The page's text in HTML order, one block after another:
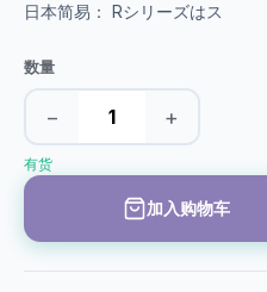
日本简易： Rシリーズはス
数量
− +
有货
加入购物车